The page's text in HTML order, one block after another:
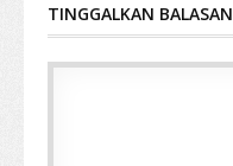
TINGGALKAN BALASAN